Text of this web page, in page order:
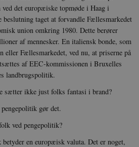
det europæiske topmøde i Haag i
beslutning taget at forvandle Fællesmarkedet
union omkring 1980. Dette berører
af mennesker. En italiensk bonde, som
eller Fællesmarkedet, ved nu, at priserne på
af EEC-kommissionen i Bruxelles
landbrugspolitik.
sætter ikke just folks fantasi i brand?
gør det.
ved pengepolitik?
en europæisk valuta. Det er noget,